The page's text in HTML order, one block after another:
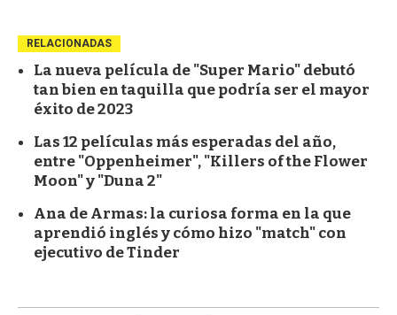
RELACIONADAS
La nueva película de "Super Mario" debutó
tan bien en taquilla que podría ser el mayor
éxito de 2023
Las 12 películas más esperadas del año,
entre "Oppenheimer", "Killers of the Flower
Moon" y "Duna 2"
Ana de Armas: la curiosa forma en la que
aprendió inglés y cómo hizo "match" con
ejecutivo de Tinder